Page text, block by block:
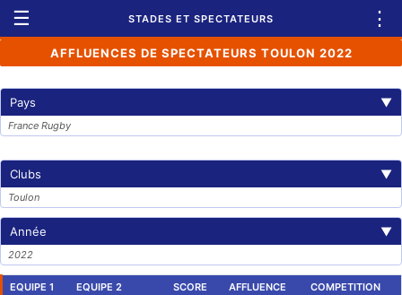
☰ STADES ET SPECTATEURS ⋮
AFFLUENCES DE SPECTATEURS TOULON 2022
Pays ▼
France Rugby
Clubs ▼
Toulon
Année ▼
2022
EQUIPE 1 EQUIPE 2 SCORE AFFLUENCE COMPETITION